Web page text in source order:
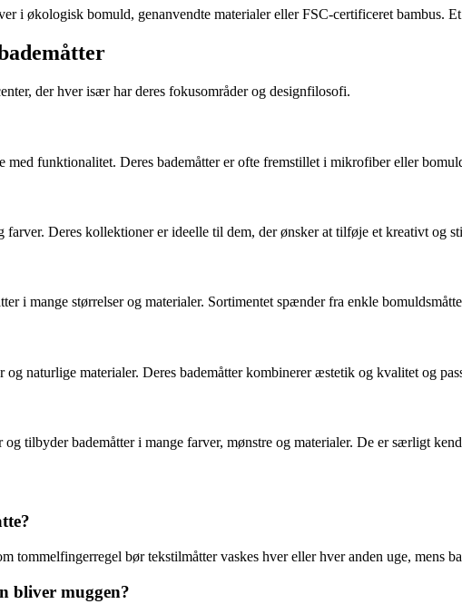
i økologisk bomuld, genanvendte materialer eller FSC-certificeret bambus.
der hver især har deres fokusområder og designfilosofi.
funktionalitet. Deres bademåtter er ofte fremstillet i mikrofiber eller
farver. Deres kollektioner er ideelle til dem, der ønsker at tilføje et kreativt og
i mange størrelser og materialer. Sortimentet spænder fra enkle
naturlige materialer. Deres bademåtter kombinerer æstetik og kvalitet og
tilbyder bademåtter i mange farver, mønstre og materialer. De er særligt
tommelfingerregel bør tekstilmåtter vaskes hver eller hver anden uge, mens
bliver muggen?